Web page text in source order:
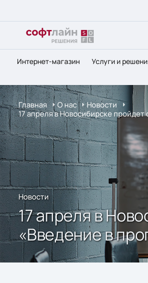
Интернет-магазин Услуги и
Главная О нас
Новости
17 апреля в Новосибирске
Новости
17 апреля в
«Введение в